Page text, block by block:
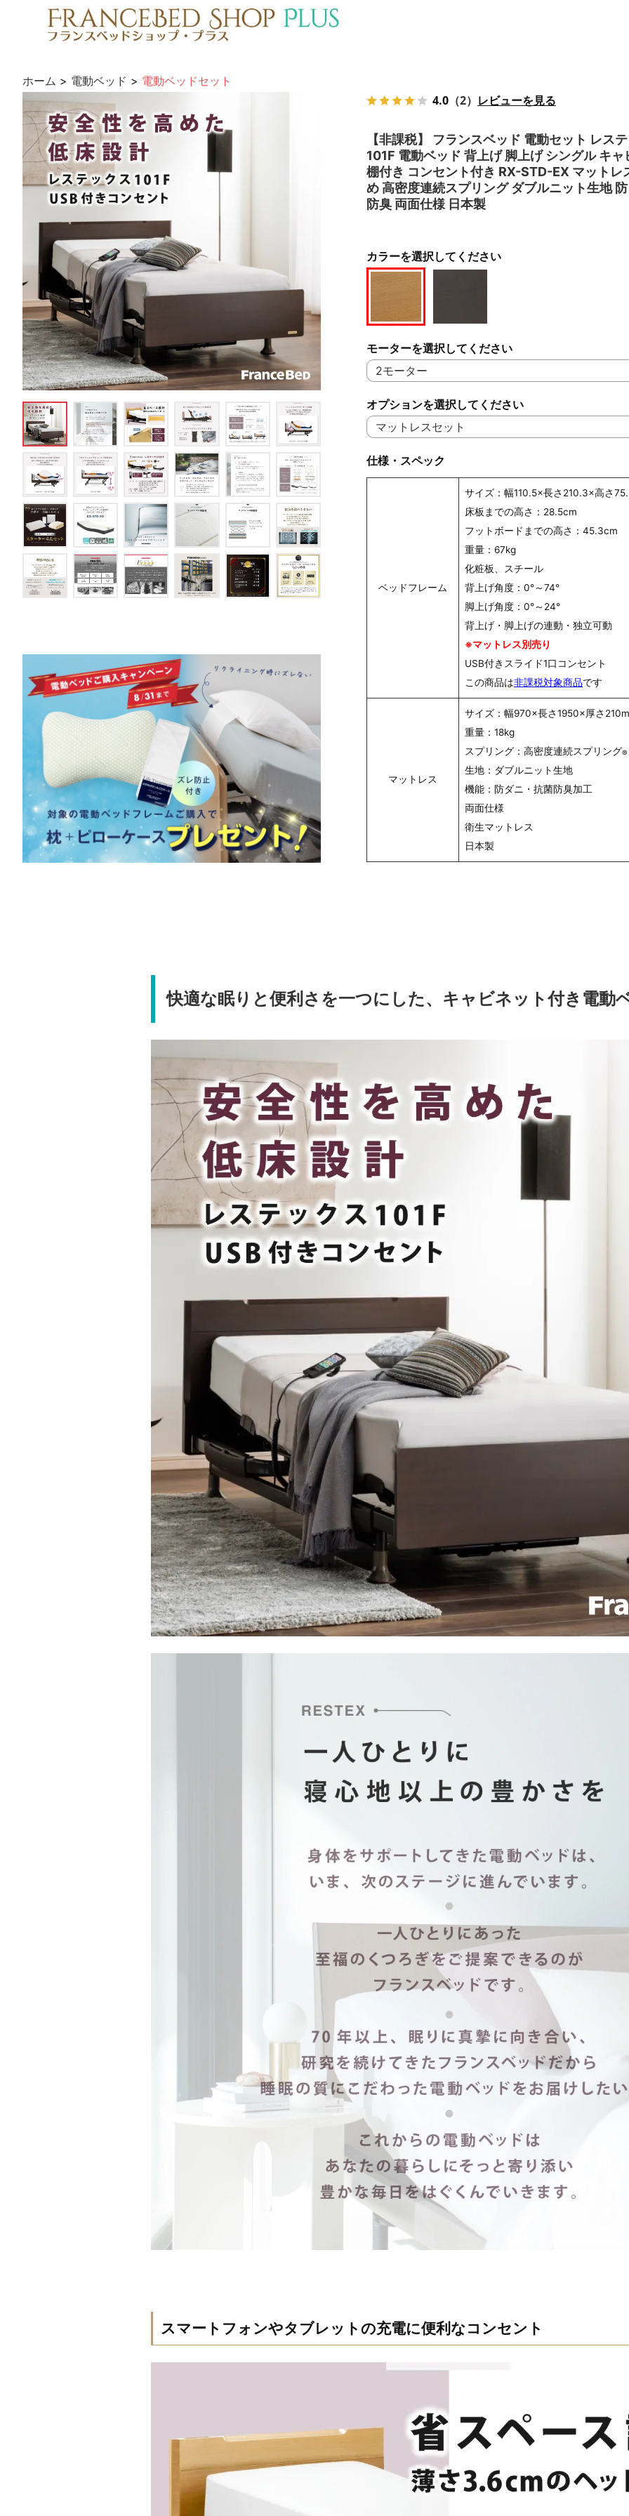
ホーム > 電動ベッド > 電動ベッドセット
4.0 （2） レビューを見る
【非課税】 フランスベッド 電動セット レス
101F 電動ベッド 背上げ 脚上げ シングル キャ
棚付き コンセント付き RX-STD-EX マットレ
め 高密度連続スプリング ダブルニット生地
防臭 両面仕様 日本製
カラーを選択してください
モーターを選択してください
オプションを選択してください
仕様・スペック
ベッドフレーム
サイズ：幅110.5×長さ210.3×高さ
床板までの高さ：28.5cm
フットボードまでの高さ：45.3cm
重量：67kg
化粧板、スチール
背上げ角度：0°～74°
脚上げ角度：0°～24°
背上げ・脚上げの連動・独立可動
※マットレス別売り
USB付きスライド1口コンセント
この商品は非課税対象商品です
マットレス
サイズ：幅970×長さ1950×厚さ
重量：18kg
スプリング：高密度連続スプリング®
生地：ダブルニット生地
機能：防ダニ・抗菌防臭加工
両面仕様
衛生マットレス
日本製
快適な眠りと便利さを一つにした、キャビネット付き電動
スマートフォンやタブレットの充電に便利なコンセント